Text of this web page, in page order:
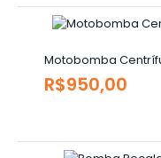
Motobomba
R$950,00